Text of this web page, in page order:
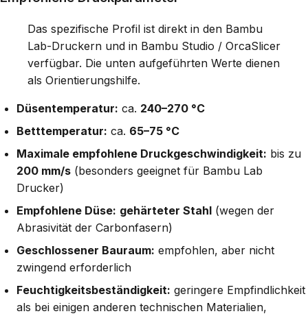
Das spezifische Profil ist direkt in den Bambu
Lab-Druckern und in Bambu Studio / OrcaSlicer
verfügbar. Die unten aufgeführten Werte dienen
als Orientierungshilfe.
Düsentemperatur: ca. 240–270 °C
Betttemperatur: ca. 65–75 °C
Maximale empfohlene Druckgeschwindigkeit: bis zu
200 mm/s (besonders geeignet für Bambu Lab
Drucker)
Empfohlene Düse: gehärteter Stahl (wegen der
Abrasivität der Carbonfasern)
Geschlossener Bauraum: empfohlen, aber nicht
zwingend erforderlich
Feuchtigkeitsbeständigkeit: geringere Empfindlichkeit
als bei einigen anderen technischen Materialien,